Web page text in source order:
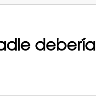
debería